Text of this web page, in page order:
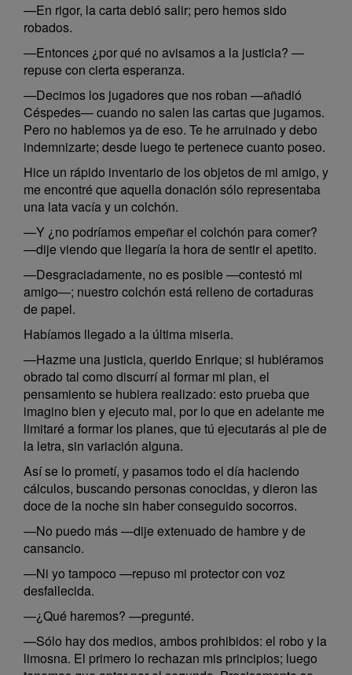
—En rigor, la carta debió salir; pero hemos sido
robados.
—Entonces ¿por qué no avisamos a la justicia? —
repuse con cierta esperanza.
—Decimos los jugadores que nos roban —añadió
Céspedes— cuando no salen las cartas que jugamos.
Pero no hablemos ya de eso. Te he arruinado y debo
indemnizarte; desde luego te pertenece cuanto poseo.
Hice un rápido inventario de los objetos de mi amigo, y
me encontré que aquella donación sólo representaba
una lata vacía y un colchón.
—Y ¿no podríamos empeñar el colchón para comer?
—dije viendo que llegaría la hora de sentir el apetito.
—Desgraciadamente, no es posible —contestó mi
amigo—; nuestro colchón está relleno de cortaduras
de papel.
Habíamos llegado a la última miseria.
—Hazme una justicia, querido Enrique; si hubiéramos
obrado tal como discurrí al formar mi plan, el
pensamiento se hubiera realizado: esto prueba que
imagino bien y ejecuto mal, por lo que en adelante me
limitaré a formar los planes, que tú ejecutarás al pie de
la letra, sin variación alguna.
Así se lo prometí, y pasamos todo el día haciendo
cálculos, buscando personas conocidas, y dieron las
doce de la noche sin haber conseguido socorros.
—No puedo más —dije extenuado de hambre y de
cansancio.
—Ni yo tampoco —repuso mi protector con voz
desfallecida.
—¿Qué haremos? —pregunté.
—Sólo hay dos medios, ambos prohibidos: el robo y la
limosna. El primero lo rechazan mis principios; luego